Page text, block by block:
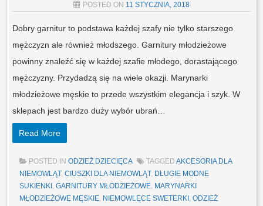
POSTED ON 11 STYCZNIA, 2018
Dobry garnitur to podstawa każdej szafy nie tylko starszego
mężczyzn ale również młodszego. Garnitury młodzieżowe
powinny znaleźć się w każdej szafie młodego, dorastającego
mężczyzny. Przydadzą się na wiele okazji. Marynarki
młodzieżowe męskie to przede wszystkim elegancja i szyk. W
sklepach jest bardzo duży wybór ubrań…
Read More
POSTED IN ODZIEŻ DZIECIĘCA TAGGED AKCESORIA DLA
NIEMOWLĄT, CIUSZKI DLA NIEMOWLĄT, DŁUGIE MODNE
SUKIENKI , GARNITURY MŁODZIEŻOWE, MARYNARKI
MŁODZIEŻOWE MĘSKIE, NIEMOWLĘCE SWETERKI , ODZIEŻ